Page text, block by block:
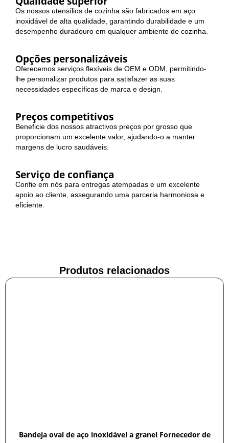
Os nossos utensílios de cozinha são fabricados em aço
inoxidável de alta qualidade, garantindo durabilidade e um
desempenho duradouro em qualquer ambiente de cozinha.
Opções personalizáveis
Oferecemos serviços flexíveis de OEM e ODM, permitindo-
lhe personalizar produtos para satisfazer as suas
necessidades específicas de marca e design.
Preços competitivos
Beneficie dos nossos atractivos preços por grosso que
proporcionam um excelente valor, ajudando-o a manter
margens de lucro saudáveis.
Serviço de confiança
Confie em nós para entregas atempadas e um excelente
apoio ao cliente, assegurando uma parceria harmoniosa e
eficiente.
Produtos relacionados
Bandeja oval de aço inoxidável a granel Fornecedor de